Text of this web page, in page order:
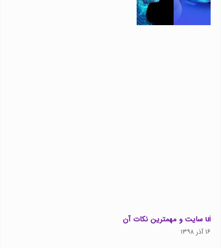
ui سایت و مهمترین نکات آن
۱۶ آذر ۱۳۹۸